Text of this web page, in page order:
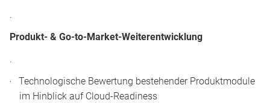
.
Produkt- & Go-to-Market-Weiterentwicklung
.
Technologische Bewertung bestehender Produktmodule
im Hinblick auf Cloud-Readiness